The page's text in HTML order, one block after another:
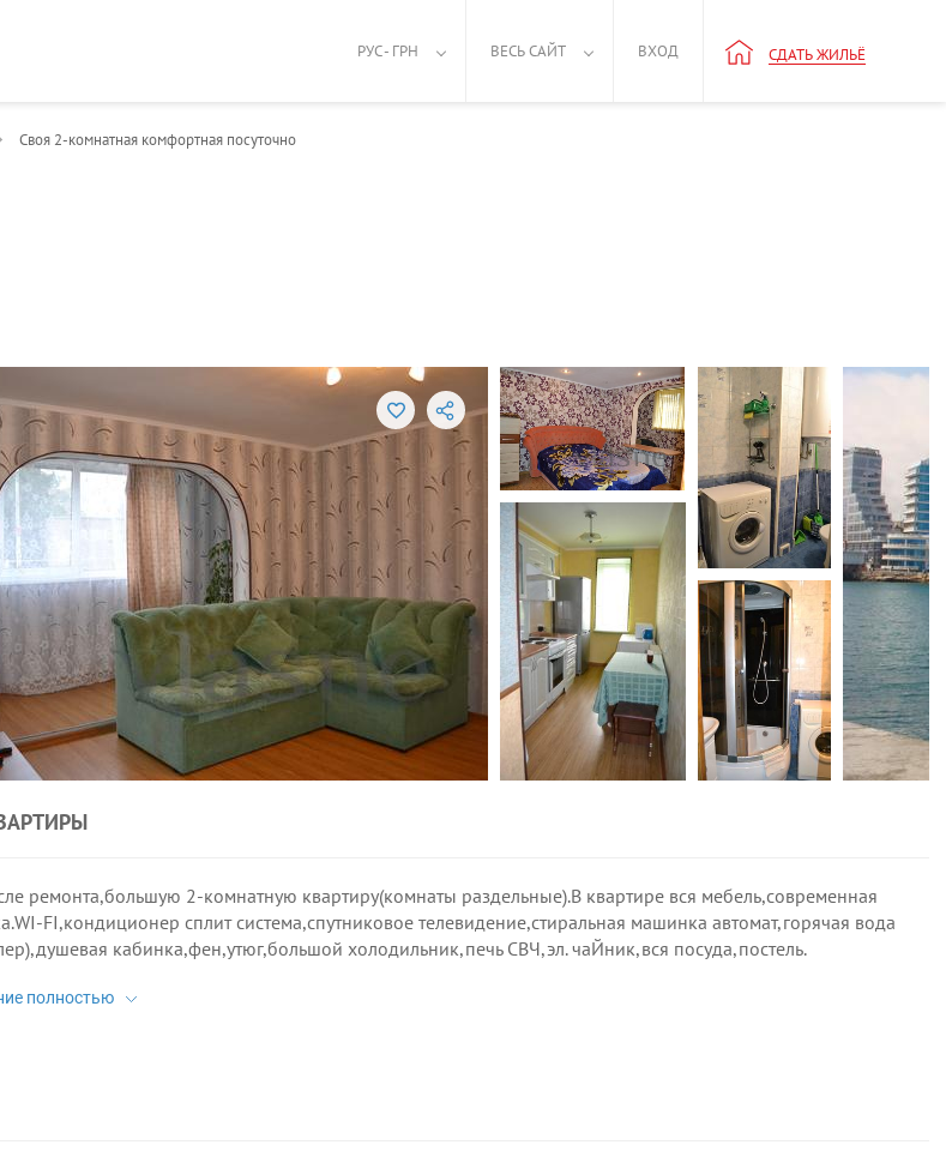
РУС - ГРН ВЕСЬ САЙТ ВХОД СДАТЬ ЖИЛЬЁ
Своя 2-комнатная комфортная посуточно
ремонта,большую 2-комнатную квартиру(комнаты раздельные).В квартире вся мебель,современная
FI,кондиционер сплит система,спутниковое телевидение,стиральная машинка автомат,горячая вода
кабинка,фен,утюг,большой холодильник,печь СВЧ,эл. чаЙник,вся посуда,постель.